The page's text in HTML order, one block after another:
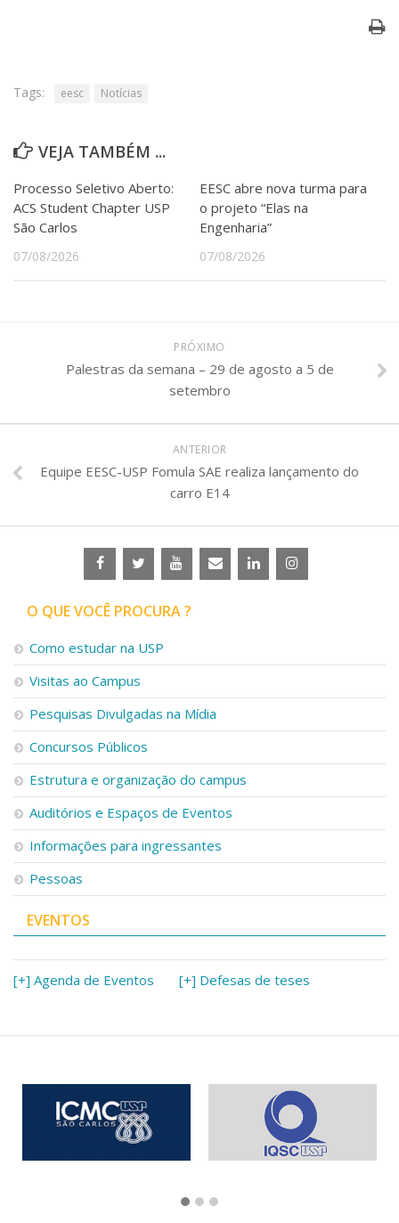
Tags: eesc Notícias
VEJA TAMBÉM ...
Processo Seletivo Aberto:
ACS Student Chapter USP
São Carlos
07/08/2026
EESC abre nova turma para
o projeto “Elas na
Engenharia”
07/08/2026
PRÓXIMO
Palestras da semana – 29 de agosto a 5 de
setembro
ANTERIOR
Equipe EESC-USP Fomula SAE realiza lançamento do
carro E14
O QUE VOCÊ PROCURA ?
Como estudar na USP
Visitas ao Campus
Pesquisas Divulgadas na Mídia
Concursos Públicos
Estrutura e organização do campus
Auditórios e Espaços de Eventos
Informações para ingressantes
Pessoas
EVENTOS
[+] Agenda de Eventos [+] Defesas de teses